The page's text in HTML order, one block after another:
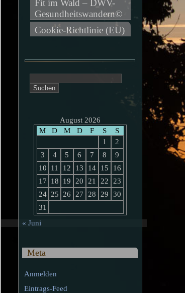
Fit im Wald – DWV-
Gesundheitswandern©
Cookie-Richtlinie (EU)
nach:
August 2026
M
D M D F S
S
1
2
3
4 5 6 7 8
9
10
11 12 13 14 15
16
17
18 19 20 21 22
23
24 25 26 27 28 29
30
31
« Juni
Meta
Anmelden
Eintrags-Feed